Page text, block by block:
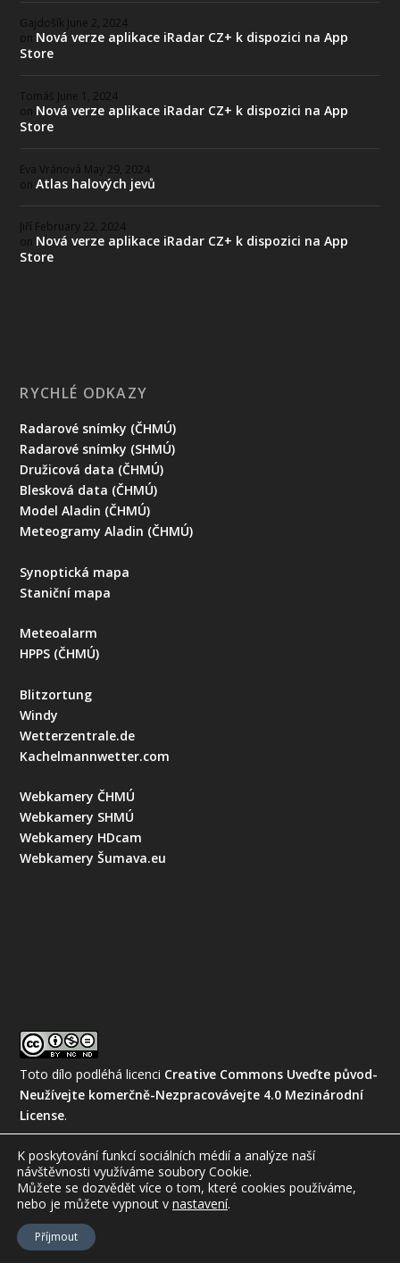
Gajdošík June 2, 2024
on Nová verze aplikace iRadar CZ+ k dispozici na App
Store
Tomáš
June 1, 2024
on Nová verze aplikace iRadar CZ+ k dispozici na App
Store
Eva Vránová May 29, 2024
onAtlas halových jevů
Jiří February 22, 2024
on Nová verze aplikace iRadar CZ+ k dispozici na App
Store
RYCHLÉ ODKAZY
Radarové snímky (ČHMÚ)
Radarové snímky (SHMÚ)
Družicová data (ČHMÚ)
Blesková data (ČHMÚ)
Model Aladin (ČHMÚ)
Meteogramy Aladin (ČHMÚ)
Synoptická mapa
Staniční mapa
Meteoalarm
HPPS (ČHMÚ)
Blitzortung
Windy
Wetterzentrale.de
Kachelmannwetter.com
Webkamery ČHMÚ
Webkamery SHMÚ
Webkamery HDcam
Webkamery Šumava.eu
Toto dílo podléhá licenci Creative Commons Uveďte původ-
Neužívejte komerčně-Nezpracovávejte 4.0 Mezinárodní
License.
© 2026
Staré stránky
K poskytování funkcí sociálních médií a analýze naší
návštěvnosti využíváme soubory Cookie.
Můžete se dozvědět více o tom, které cookies používáme,
nebo je můžete vypnout v nastavení.
Příjmout